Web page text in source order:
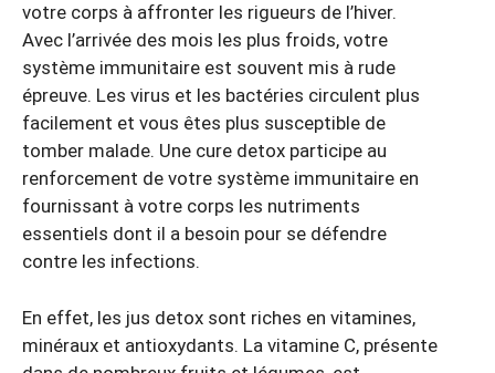
votre corps à affronter les rigueurs de l’hiver.
Avec l’arrivée des mois les plus froids, votre
système immunitaire est souvent mis à rude
épreuve. Les virus et les bactéries circulent plus
facilement et vous êtes plus susceptible de
tomber malade. Une cure detox participe au
renforcement de votre système immunitaire en
fournissant à votre corps les nutriments
essentiels dont il a besoin pour se défendre
contre les infections.
En effet, les jus detox sont riches en vitamines,
minéraux et antioxydants. La vitamine C, présente